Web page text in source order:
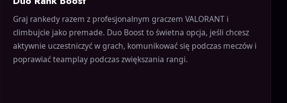
Graj rankedy razem z profesjonalnym graczem VALORANT i
climbujcie jako premade. Duo Boost to świetna opcja, jeśli chcesz
aktywnie uczestniczyć w grach, komunikować się podczas meczów i
poprawiać teamplay podczas zwiększania rangi.